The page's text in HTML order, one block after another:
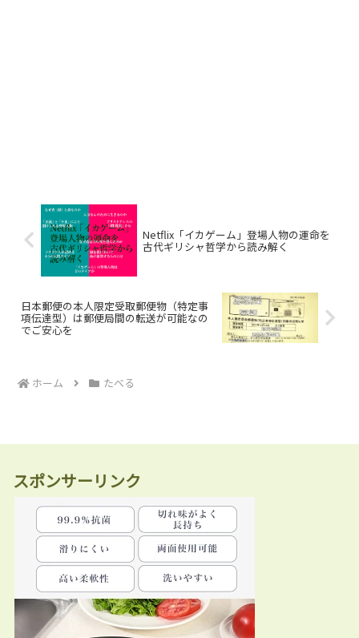
Netflix「イカゲーム」登場人物の運命を
古代ギリシャ哲学から読み解く
日本郵便の本人限定受取郵便物（特定事
項伝達型）は郵便局間の転送が可能なの
でご安心を
ホーム たべる
スポンサーリンク